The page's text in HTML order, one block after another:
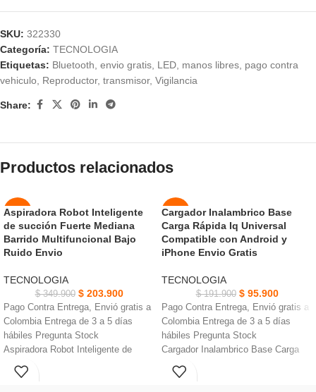
SKU: 322330
Categoría: TECNOLOGIA
Etiquetas: Bluetooth envio gratis LED manos libres pago contra
vehiculo
Reproductor, transmisor, Vigilancia
Share:
Productos relacionados
-42%
AGOT
ADO
Aspiradora Robot Inteligente
de succión Fuerte Mediana
Barrido Multifuncional Bajo
Ruido Envio
TECNOLOGIA
$349.900 $203.900
Pago Contra Entrega, Envió gratis a
Colombia Entrega de 3 a 5 días
hábiles Pregunta Stock
Aspiradora Robot Inteligente de
succión Fuerte Paño absorbente de
agua de algodón suave
-50%
NUEVO
Cargador Inalambrico Base
Carga Rápida Iq Universal
Compatible con Android y
iPhone Envio Gratis
TECNOLOGIA
$191.900 $95.900
Pago Contra Entrega, Envió gratis a
Colombia Entrega de 3 a 5 días
hábiles Pregunta Stock
Cargador Inalambrico Base Carga
Rápida Iq •5W carga estándar para
todos los dispositivos